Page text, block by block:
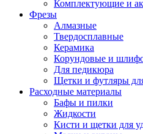
Комплектующие и
Фрезы
Алмазные
Твердосплавные
Керамика
Корундовые и
Для педикюра
Щетки и футляры
Расходные материалы
Бафы и пилки
Жидкости
Кисти и щетки для